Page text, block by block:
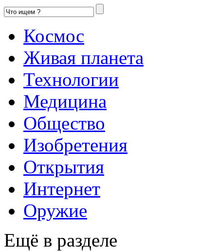
Космос
Живая планета
Технологии
Медицина
Общество
Изобретения
Открытия
Интернет
Оружие
Ещё в разделе